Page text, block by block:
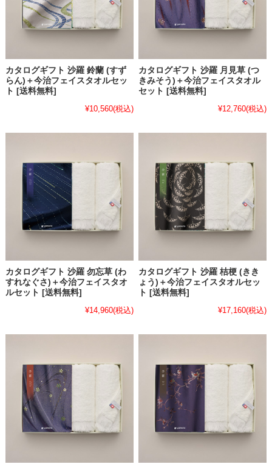
カタログギフト 沙羅 鈴蘭 (すず
らん)＋今治フェイスタオルセッ
ト [送料無料]
¥10,560(税込)
カタログギフト 沙羅 月見草 (つ
きみそう)＋今治フェイスタオル
セット [送料無料]
¥12,760(税込)
カタログギフト 沙羅 勿忘草 (わ
すれなぐさ)＋今治フェイスタオ
ルセット [送料無料]
¥14,960(税込)
カタログギフト 沙羅 桔梗 (きき
ょう)＋今治フェイスタオルセッ
ト [送料無料]
¥17,160(税込)